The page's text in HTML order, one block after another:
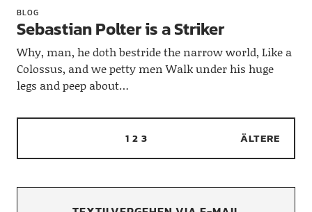
BLOG
Sebastian Polter is a Striker
Why, man, he doth bestride the narrow world, Like a
Colossus, and we petty men Walk under his huge
legs and peep about…
1 2 3 ÄLTERE